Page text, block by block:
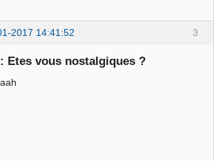
3
2017 14:41:52
Etes vous nostalgiques ?